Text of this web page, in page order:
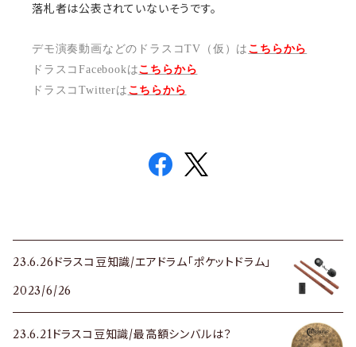
落札者は公表されていないそうです。
デモ演奏動画などのドラスコTV（仮）は こちらから
ドラスコFacebookはこちらから
ドラスコTwitterは こちらから
23.6.26ドラスコ豆知識/エアドラム「ポケットドラム」
2023/6/26
23.6.21ドラスコ豆知識/最高額シンバルは？